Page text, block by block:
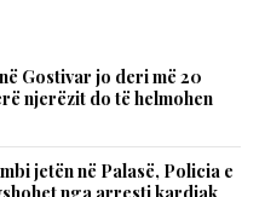
Gostivar jo deri më 20
njerëzit do të helmohen
jetën në Palasë, Policia e
nga arresti kardiak